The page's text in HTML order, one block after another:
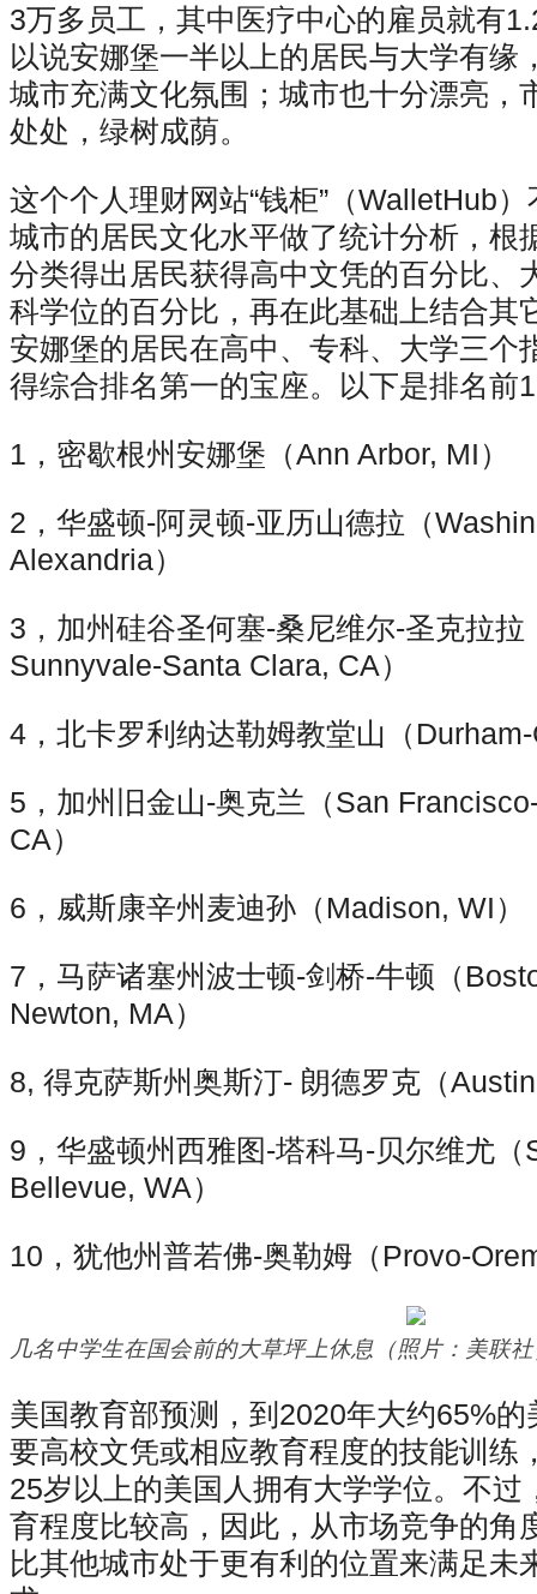
3万多员工，其中医疗中心的雇员就有
以说安娜堡一半以上的居民与大学有缘
城市充满文化氛围；城市也十分漂亮，
处处，绿树成荫。
这个个人理财网站“钱柜”（WalletHub
城市的居民文化水平做了统计分析，根
分类得出居民获得高中文凭的百分比、
科学位的百分比，再在此基础上结合其
安娜堡的居民在高中、专科、大学三个
得综合排名第一的宝座。以下是排名前
1，密歇根州安娜堡（Ann Arbor, MI）
2，华盛顿-阿灵顿-亚历山德拉（
Alexandria）
3，加州硅谷圣何塞-桑尼维尔-圣克拉拉
Sunnyvale-Santa Clara, CA）
4，北卡罗利纳达勒姆教堂山（
5，加州旧金山-奥克兰（San
CA）
6，威斯康辛州麦迪孙（Madison, WI）
7，马萨诸塞州波士顿-剑桥-牛顿（
Newton, MA）
8, 得克萨斯州奥斯汀- 朗德罗克（
9，华盛顿州西雅图-塔科马-贝尔维尤（
Bellevue, WA）
10，犹他州普若佛-奥勒姆（Provo-
几名中学生在国会前的大草坪上休息（照片：美联
美国教育部预测，到2020年大约65%
要高校文凭或相应教育程度的技能训练
25岁以上的美国人拥有大学学位。不过
育程度比较高，因此，从市场竞争的角
比其他城市处于更有利的位置来满足未